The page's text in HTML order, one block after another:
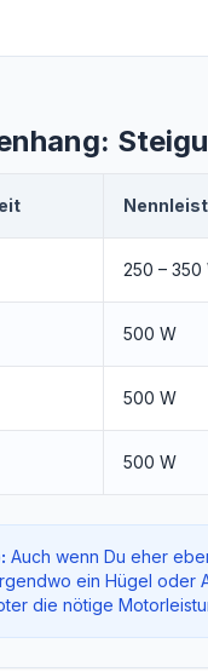
250 – 350
500 W
500 W
500 W
Auch wenn Du eher
ein Hügel oder
die nötige